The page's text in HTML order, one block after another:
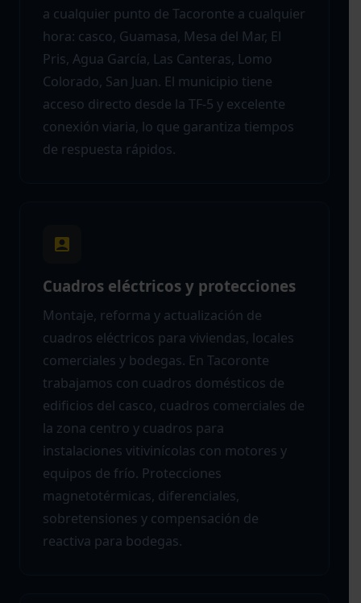
a cualquier punto de Tacoronte a cualquier
hora: casco, Guamasa, Mesa del Mar, El
Pris, Agua García, Las Canteras, Lomo
Colorado, San Juan. El municipio tiene
acceso directo desde la TF-5 y excelente
conexión viaria, lo que garantiza tiempos
de respuesta rápidos.
Cuadros eléctricos y protecciones
Montaje, reforma y actualización de
cuadros eléctricos para viviendas, locales
comerciales y bodegas. En Tacoronte
trabajamos con cuadros domésticos de
edificios del casco, cuadros comerciales de
la zona centro y cuadros para
instalaciones vitivinícolas con motores y
equipos de frío. Protecciones
magnetotérmicas, diferenciales,
sobretensiones y compensación de
reactiva para bodegas.